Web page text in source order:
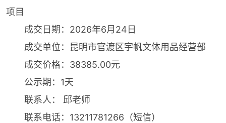
项目
成交日期：2026年6月24日
成交单位：昆明市官渡区宇帆文体用品经营部
成交价格：38385.00元
公示期：1天
联系人： 邱老师
联系电话：13211781266（短信）